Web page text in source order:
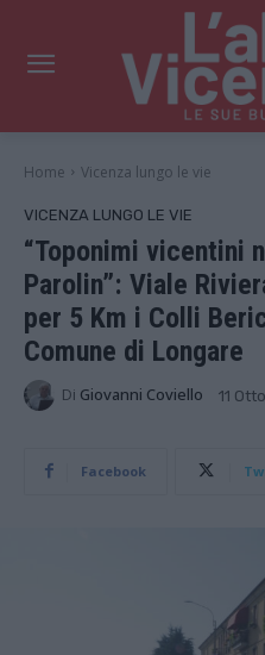
Home Vicenza lungo le vie
VICENZA LUNGO LE VIE
“Toponimi vicentini
Parolin”: Viale
per 5 Km i Colli
Comune di Longare
Di Giovanni Coviello 11
Facebook